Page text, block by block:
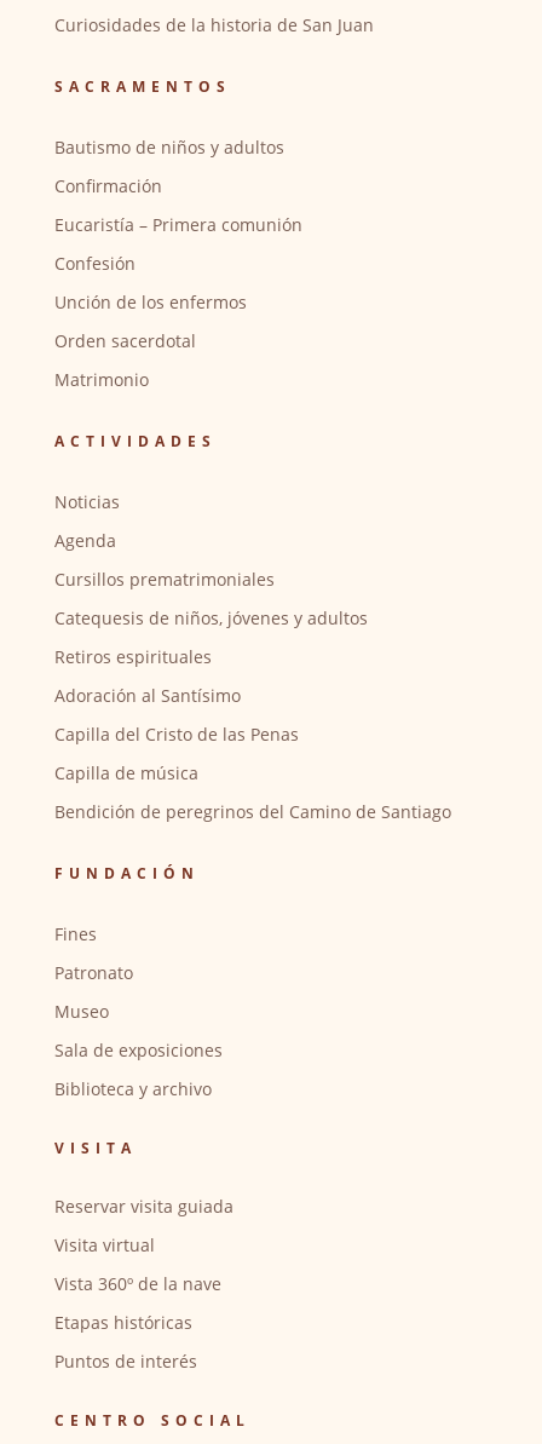
Curiosidades de la historia de San Juan
SACRAMENTOS
Bautismo de niños y adultos
Confirmación
Eucaristía – Primera comunión
Confesión
Unción de los enfermos
Orden sacerdotal
Matrimonio
ACTIVIDADES
Noticias
Agenda
Cursillos prematrimoniales
Catequesis de niños, jóvenes y adultos
Retiros espirituales
Adoración al Santísimo
Capilla del Cristo de las Penas
Capilla de música
Bendición de peregrinos del Camino de Santiago
FUNDACIÓN
Fines
Patronato
Museo
Sala de exposiciones
Biblioteca y archivo
VISITA
Reservar visita guiada
Visita virtual
Vista 360º de la nave
Etapas históricas
Puntos de interés
CENTRO SOCIAL